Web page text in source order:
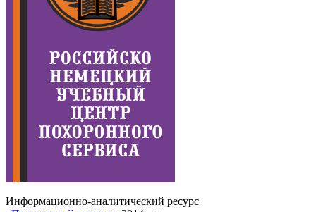
Информационно-аналитический ресурс